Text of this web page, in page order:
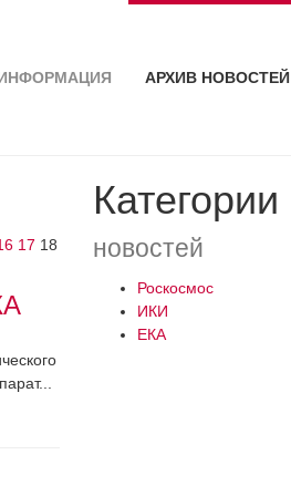
АРХИВ НОВОСТЕЙ
17 18
Категории
новостей
Роскосмос
ИКИ
ЕКА